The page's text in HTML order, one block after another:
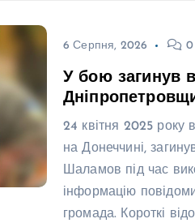
6 Серпня, 2026 0
У бою загинув
24 квітня 2025 року
на Донеччині,
Шаламов під час
інформацію
громада. Короткі